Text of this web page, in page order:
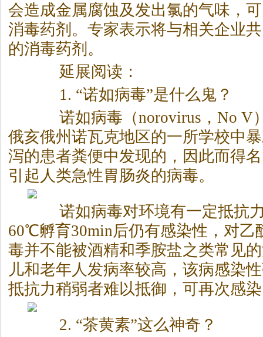
会造成金属腐蚀及发出氯的气味，
消毒药剂。专家表示将与相关企业
的消毒药剂。
延展阅读：
1. “诺如病毒”是什么鬼？
诺如病毒（norovirus，No V
俄亥俄州诺瓦克地区的一所学校中
泻的患者粪便中发现的，因此而得
引起人类急性胃肠炎的病毒。
诺如病毒对环境有一定抵抗力
60℃孵育30min后仍有感染性，对乙
毒并不能被酒精和季胺盐之类常见
儿和老年人发病率较高，该病感染
抵抗力稍弱者难以抵御，可再次感
2. “茶黄素”这么神奇？